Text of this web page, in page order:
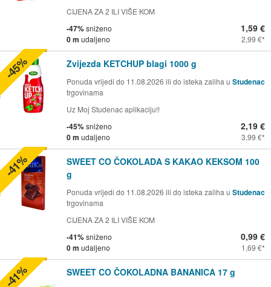
CIJENA ZA 2 ILI VIŠE KOM
-47%sniženo
0 m udaljeno
1,59 €
2,99 €
Zvijezda KETCHUP blagi 1000 g
Ponuda vrijedi do 11.08.2026 ili do isteka zaliha u Studenac
trgovinama
Uz Moj Studenac aplikaciju!!
-45%sniženo
0 m udaljeno
2,19 €
3,99 €
-45%
SWEET CO ČOKOLADA S KAKAO KEKSOM 100
g
Ponuda vrijedi do 11.08.2026 ili do isteka zaliha u Studenac
trgovinama
CIJENA ZA 2 ILI VIŠE KOM
-41%sniženo
0 m udaljeno
0,99 €
1,69 €
-41%
SWEET CO ČOKOLADNA BANANICA 17 g
-41%